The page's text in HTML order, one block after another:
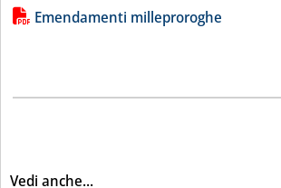
Lista allegati PDF alla notizia
Emendamenti milleproroghe
Vedi anche...